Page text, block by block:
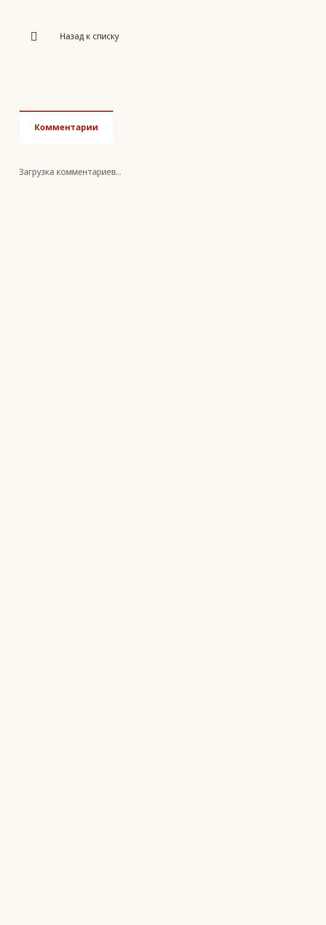
Назад к списку
Комментарии
Загрузка комментариев...